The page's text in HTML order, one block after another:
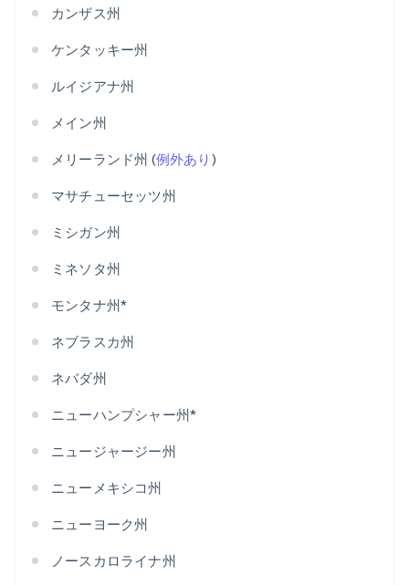
カンザス州
ケンタッキー州
ルイジアナ州
メイン州
メリーランド州 (例外あり )
マサチューセッツ州
ミシガン州
ミネソタ州
モンタナ州*
ネブラスカ州
ネバダ州
ニューハンプシャー州*
ニュージャージー州
ニューメキシコ州
ニューヨーク州
ノースカロライナ州